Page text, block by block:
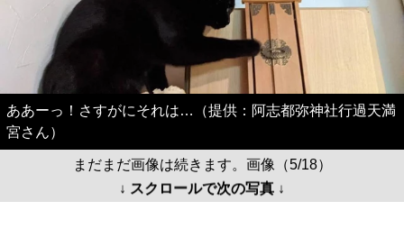
ああーっ！さすがにそれは…（提供：阿志都弥神社行過天満
宮さん）
まだまだ画像は続きます。画像（5/18）
↓ スクロールで次の写真 ↓